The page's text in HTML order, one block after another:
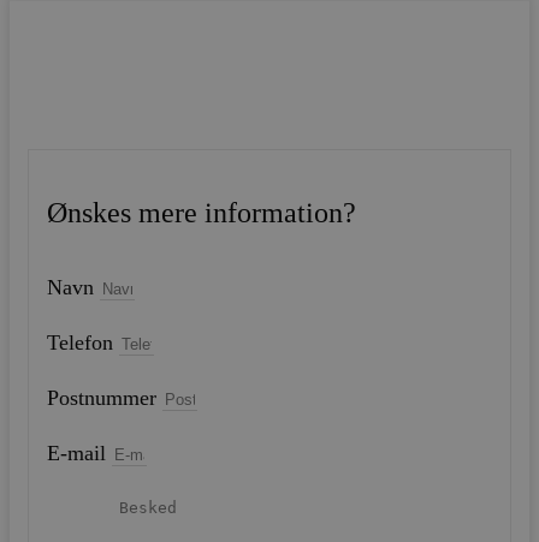
Ønskes mere information?
Navn
Telefon
Postnummer
E-mail